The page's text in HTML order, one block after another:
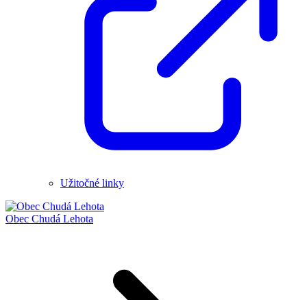
Užitočné linky
Obec Chudá Lehota